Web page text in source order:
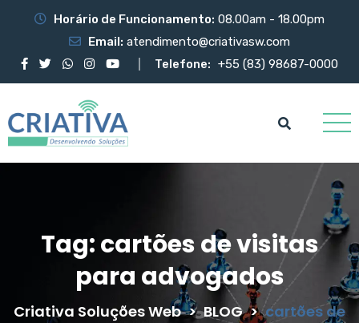
Horário de Funcionamento: 08.00am - 18.00pm
Email: atendimento@criativasw.com
Telefone: +55 (83) 98687-0000
Tag:cartões de visitas
para advogados
Criativa Soluções Web > BLOG > cartões de